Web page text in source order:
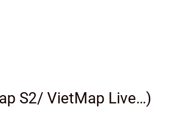
S2/ VietMap Live…)